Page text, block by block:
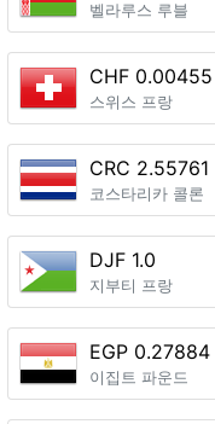
벨라루스 루블
CHF 0.00455
스위스 프랑
CRC 2.55761
코스타리카 콜론
DJF 1.0
지부티 프랑
EGP 0.27884
이집트 파운드